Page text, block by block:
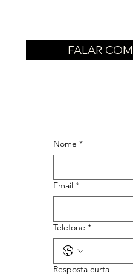
Nome *
Email *
Telefone *
Resposta curta
FALAR